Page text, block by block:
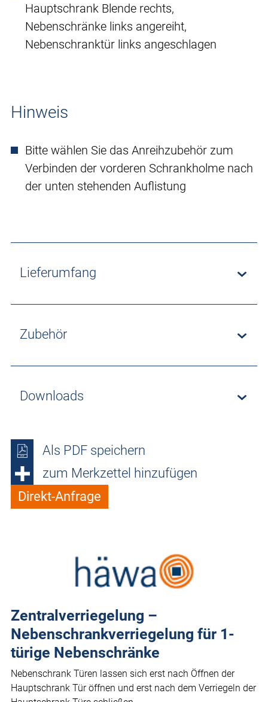
Hauptschrank Blende rechts,
Nebenschränke links angereiht,
Nebenschranktür links angeschlagen
Hinweis
Bitte wählen Sie das Anreihzubehör zum
Verbinden der vorderen Schrankholme nach
der unten stehenden Auflistung
Lieferumfang
Zubehör
Downloads
Als PDF speichern
zum Merkzettel hinzufügen
Direkt-Anfrage
Zentralverriegelung –
Nebenschrankverriegelung für 1-
türige Nebenschränke
Nebenschrank Türen lassen sich erst nach Öffnen der
Hauptschrank Tür öffnen und erst nach dem Verriegeln der